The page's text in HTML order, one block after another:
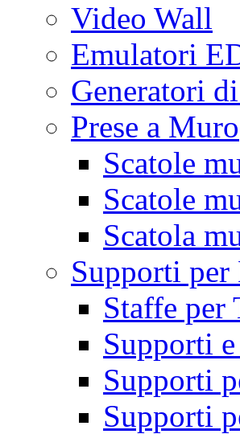
Video Wall
Emulatori
Generatori
Prese a Muro
Scatole
Scatole
Scatola
Supporti
Staffe
Supporti
Supporti
Supporti